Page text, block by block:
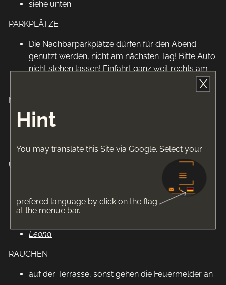
X
Hint
You may translate this Site via Google. Select your
prefered language by click on the flag
at the menue bar.
siehe unten
PARKPLÄTZE
Die Nachbarparkplätze dürfen für den Abend
genutzt werden, nicht am nächsten Tag! Bitte Auto
nicht stehen lassen! Einfahrt ganz weit rechts am
Gebäude entlang (wenn man vor dem Haus steht)
MUSIK
DJ Modeopfer aka Camelia Light (Schwuz) -
Oscar Wandel -- 2Komponentenkleber
UNTERHALTUNG
Fräulein Angelina
LaDios
Leona
RAUCHEN
auf der Terrasse, sonst gehen die Feuermelder an